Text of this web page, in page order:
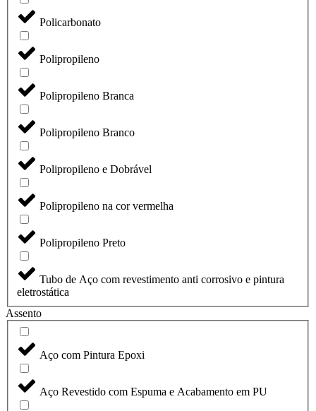
Policarbonato
Polipropileno
Polipropileno Branca
Polipropileno Branco
Polipropileno e Dobrável
Polipropileno na cor vermelha
Polipropileno Preto
Tubo de Aço com revestimento anti corrosivo e pintura
eletrostática
Assento
Aço com Pintura Epoxi
Aço Revestido com Espuma e Acabamento em PU